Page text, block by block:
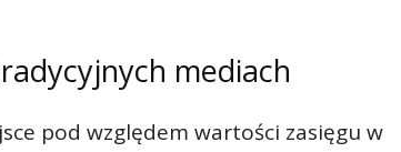
mediach
pod względem wartości zasięgu w